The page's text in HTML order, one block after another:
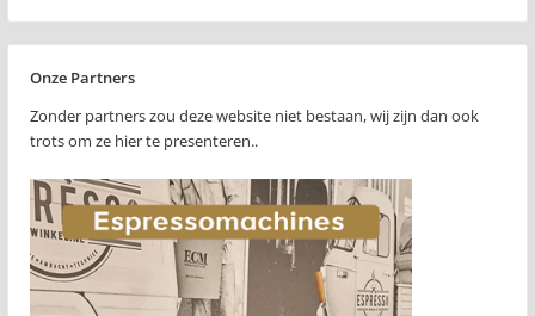
Onze Partners
Zonder partners zou deze website niet bestaan, wij zijn dan ook
trots om ze hier te presenteren..